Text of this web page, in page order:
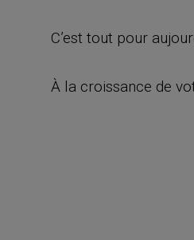
C’est tout pour
À la croissance de